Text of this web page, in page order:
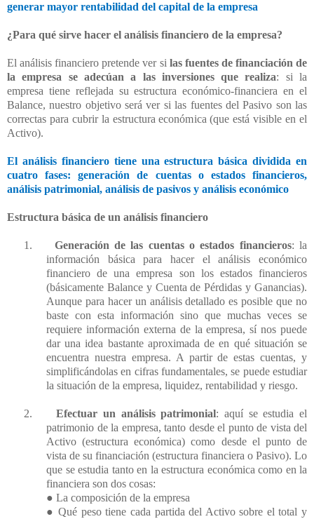
generar mayor rentabilidad del capital de la empresa
¿Para qué sirve hacer el análisis financiero de la empresa?
El análisis financiero pretende ver si las fuentes de financiación de
la empresa se adecúan a las inversiones que realiza: si la
empresa tiene reflejada su estructura económico-financiera en el
Balance, nuestro objetivo será ver si las fuentes del Pasivo son las
correctas para cubrir la estructura económica (que está visible en el
Activo).
El análisis financiero tiene una estructura básica dividida en
cuatro fases: generación de cuentas o estados financieros,
análisis patrimonial, análisis de pasivos y análisis económico
Estructura básica de un análisis financiero
1. Generación de las cuentas o estados financieros: la
información básica para hacer el análisis económico
financiero de una empresa son los estados financieros
(básicamente Balance y Cuenta de Pérdidas y Ganancias).
Aunque para hacer un análisis detallado es posible que no
baste con esta información sino que muchas veces se
requiere información externa de la empresa, sí nos puede
dar una idea bastante aproximada de en qué situación se
encuentra nuestra empresa. A partir de estas cuentas, y
simplificándolas en cifras fundamentales, se puede estudiar
la situación de la empresa, liquidez, rentabilidad y riesgo.
2. Efectuar un análisis patrimonial: aquí se estudia el
patrimonio de la empresa, tanto desde el punto de vista del
Activo (estructura económica) como desde el punto de
vista de su financiación (estructura financiera o Pasivo). Lo
que se estudia tanto en la estructura económica como en la
financiera son dos cosas:
● La composición de la empresa
● Qué peso tiene cada partida del Activo sobre el total y